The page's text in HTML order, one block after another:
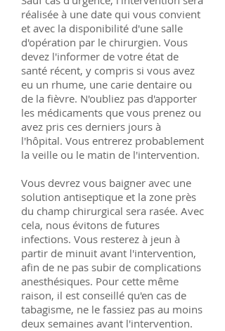
réalisée à une date qui vous convient
et avec la disponibilité d'une salle
d'opération par le chirurgien. Vous
devez l'informer de votre état de
santé récent, y compris si vous avez
eu un rhume, une carie dentaire ou
de la fièvre. N'oubliez pas d'apporter
les médicaments que vous prenez ou
avez pris ces derniers jours à
l'hôpital. Vous entrerez probablement
la veille ou le matin de l'intervention.
Vous devrez vous baigner avec une
solution antiseptique et la zone près
du champ chirurgical sera rasée. Avec
cela, nous évitons de futures
infections. Vous resterez à jeun à
partir de minuit avant l'intervention,
afin de ne pas subir de complications
anesthésiques. Pour cette même
raison, il est conseillé qu'en cas de
tabagisme, ne le fassiez pas au moins
deux semaines avant l'intervention.